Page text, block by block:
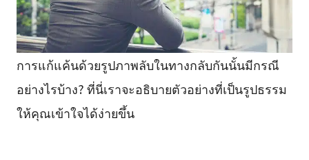
การแก้แค้นด้วยรูปภาพลับในทางกลับกันนั้นมีกรณี
อย่างไรบ้าง? ที่นี่เราจะอธิบายตัวอย่างที่เป็นรูปธรรม
ให้คุณเข้าใจได้ง่ายขึ้น